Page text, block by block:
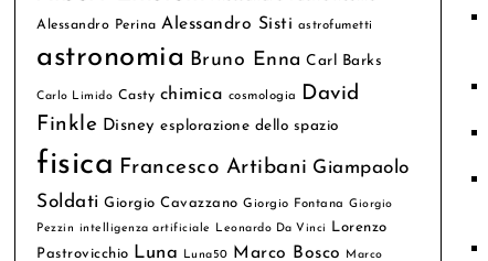
Alessandro Perina Alessandro Sisti astrofumetti
astronomia Bruno Enna Carl Barks
Carlo Limido Casty chimica cosmologia
David
Finkle Disney esplorazione dello spazio
fisica Francesco Artibani Giampaolo
Soldati Giorgio Cavazzano Giorgio Fontana Giorgio
Pezzin intelligenza artificiale Leonardo Da Vinci
Lorenzo
Pastrovicchio
Luna Luna50 Marco Bosco
Marco